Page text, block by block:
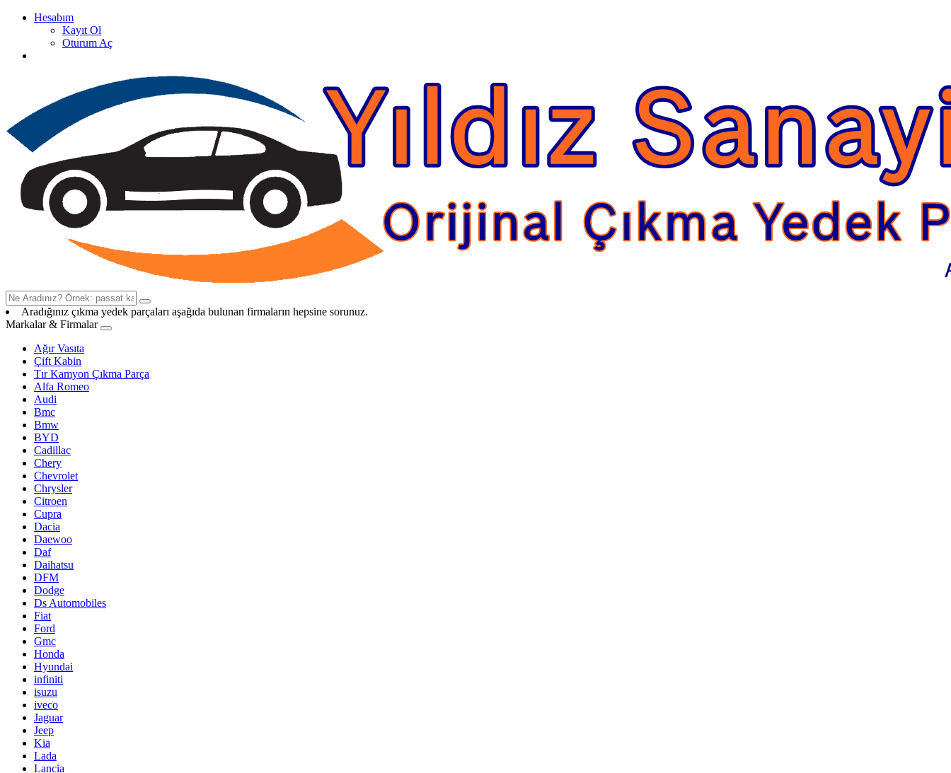
Hesabım
Kayıt Ol
Oturum Aç
Aradığınız çıkma yedek parçaları aşağıda bulunan firmaların hepsine sorunuz.
Markalar & Firmalar
Ağır Vasıta
Çift Kabin
Tır Kamyon Çıkma Parça
Alfa Romeo
Audi
Bmc
Bmw
BYD
Cadillac
Chery
Chevrolet
Chrysler
Citroen
Cupra
Dacia
Daewoo
Daf
Daihatsu
DFM
Dodge
Ds Automobiles
Fiat
Ford
Gmc
Honda
Hyundai
infiniti
isuzu
iveco
Jaguar
Jeep
Kia
Lada
Lancia